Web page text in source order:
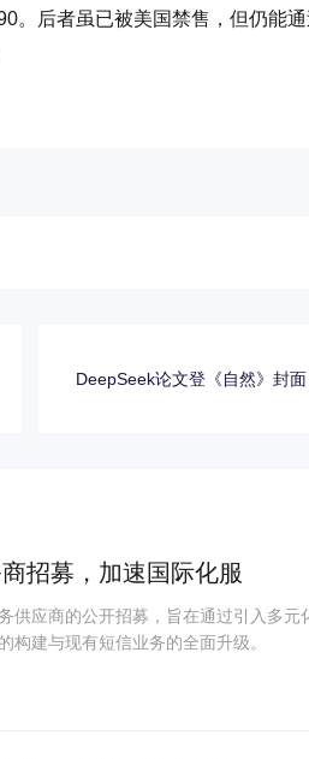
后者虽已被美国禁售，但仍能通
DeepSeek论文登《自然》封
招募，加速国际化服
供应商的公开招募，旨在通过引入多元
构建与现有短信业务的全面升级。